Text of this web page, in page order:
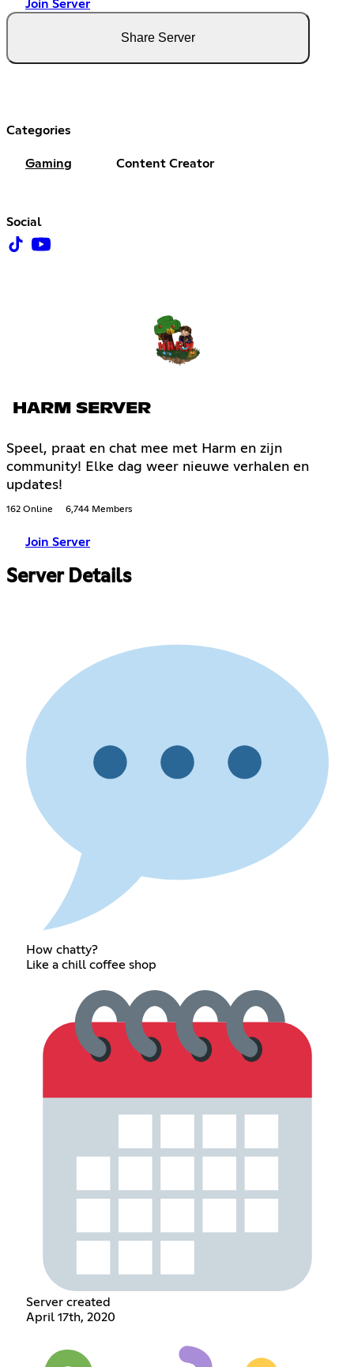
Join Server
Share Server
Categories
Gaming Content Creator
Social
HARM SERVER
Speel, praat en chat mee met Harm en zijn
community! Elke dag weer nieuwe verhalen en
updates!
162 Online 6,744 Members
Join Server
Server Details
How chatty?
Like a chill coffee shop
Server created
April 17th, 2020